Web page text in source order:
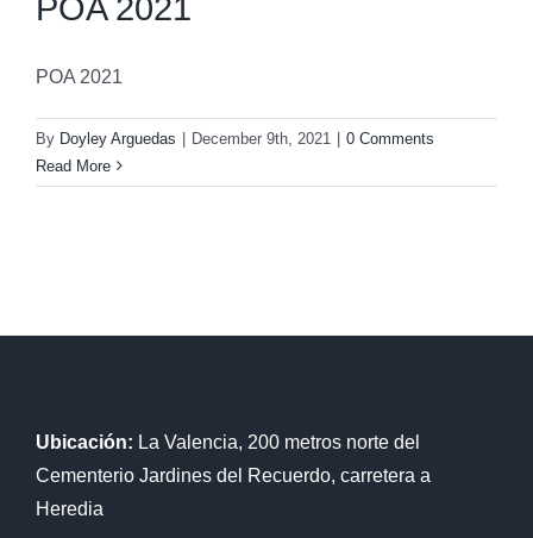
POA 2021
POA 2021
By Doyley Arguedas December 9th, 2021
0 Comments
Read More
Ubicación: La Valencia, 200 metros norte del
Cementerio Jardines del Recuerdo, carretera a
Heredia